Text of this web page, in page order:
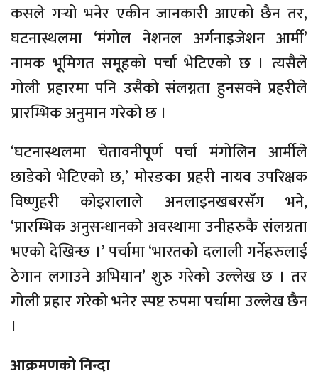
कसले गर्‍यो भनेर एकीन जानकारी आएको छैन तर,
घटनास्थलमा ‘मंगोल नेशनल अर्गनाइजेशन आर्मी’
नामक भूमिगत समूहको पर्चा भेटिएको छ । त्यसैले
गोली प्रहारमा पनि उसैको संलग्नता हुनसक्ने प्रहरीले
प्रारम्भिक अनुमान गरेको छ ।
‘घटनास्थलमा चेतावनीपूर्ण पर्चा मंगोलिन आर्मीले
छाडेको भेटिएको छ,’ मोरङका प्रहरी नायव उपरिक्षक
विष्णुहरी कोइरालाले अनलाइनखबरसँग भने,
‘प्रारम्भिक अनुसन्धानको अवस्थामा उनीहरुकै संलग्नता
भएको देखिन्छ ।’ पर्चामा ‘भारतको दलाली गर्नेहरुलाई
ठेगान लगाउने अभियान’ शुरु गरेको उल्लेख छ । तर
गोली प्रहार गरेको भनेर स्पष्ट रुपमा पर्चामा उल्लेख छैन
।
आक्रमणको निन्दा